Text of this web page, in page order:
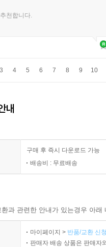
천합니다.
3 4 5 6 7 8 9 10
내
구매 후 즉시 다운로드 가능
배송비 : 무료배송
과 관련한 안내가 있는경우 아
마이페이지 > 반품/교환 신
판매자 배송 상품은 판매자